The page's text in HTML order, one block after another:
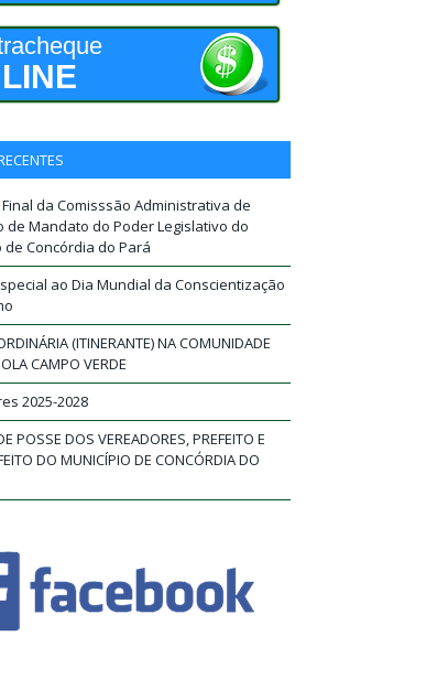
da Comisssão Administrativa de
de Mandato do Poder Legislativo do
de Concórdia do Pará
ao Dia Mundial da Conscientização
(ITINERANTE) NA COMUNIDADE
CAMPO VERDE
2025-2028
POSSE DOS VEREADORES, PREFEITO E
DO MUNICÍPIO DE CONCÓRDIA DO